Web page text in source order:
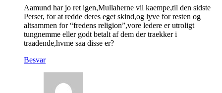
Aamund har jo ret igen,Mullaherne vil kaempe,til den sidste
Perser, for at redde deres eget skind,og lyve for resten og
altsammen for “fredens religion”,vore ledere er utroligt
tungnemme eller godt betalt af dem der traekker i
traadende,hvme saa disse er?
Besvar